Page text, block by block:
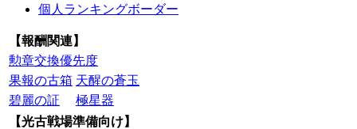
個人ランキングボーダー
【報酬関連】
勲章交換優先度
果報の古箱 天醒の蒼玉
碧麗の証
極星器
【光古戦場準備向け】